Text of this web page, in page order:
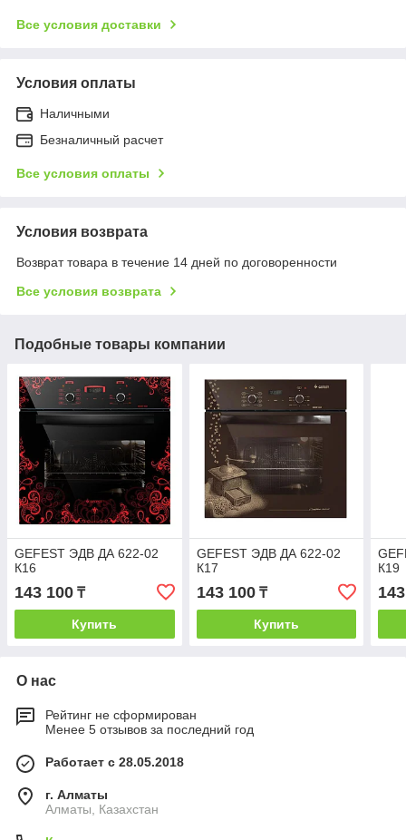
Все условия доставки
Условия оплаты
Наличными
Безналичный расчет
Все условия оплаты
Условия возврата
Возврат товара в течение 14 дней по договоренности
Все условия возврата
Подобные товары компании
GEFEST ЭДВ ДА 622-02
К16
143 100 ₸
Купить
GEFEST ЭДВ ДА 622-02
К17
143 100₸
Купить
К19
О нас
Рейтинг не сформирован
Менее 5 отзывов за последний год
Работает с 28.05.2018
г. Алматы
Алматы, Казахстан